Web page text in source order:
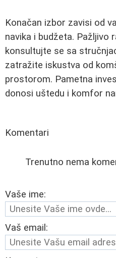
Konačan izbor zavisi od
navika i budžeta. Pažljivo
konsultujte se sa
zatražite iskustva od
prostorom. Pametna
donosi uštedu i komfor
Komentari
Trenutno nema
Vaše ime:
Vaš email: